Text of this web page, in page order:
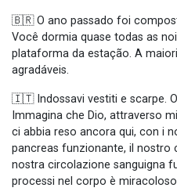
🇧🇷 O ano passado foi
Você dormia quase todas as
plataforma da estação. A
agradáveis.
🇮🇹 Indossavi vestiti e scarpe.
Immagina che Dio, attraverso
ci abbia reso ancora qui, con i
pancreas funzionante, il nostro
nostra circolazione sanguigna
processi nel corpo è